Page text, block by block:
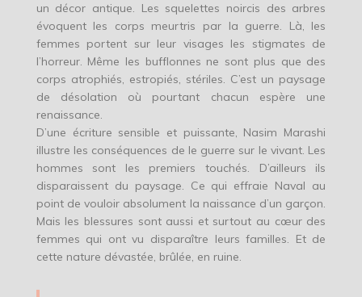
un décor antique. Les squelettes noircis des arbres
évoquent les corps meurtris par la guerre. Là, les
femmes portent sur leur visages les stigmates de
l’horreur. Même les bufflonnes ne sont plus que des
corps atrophiés, estropiés, stériles. C’est un paysage
de désolation où pourtant chacun espère une
renaissance.
D’une écriture sensible et puissante, Nasim Marashi
illustre les conséquences de le guerre sur le vivant. Les
hommes sont les premiers touchés. D’ailleurs ils
disparaissent du paysage. Ce qui effraie Naval au
point de vouloir absolument la naissance d’un garçon.
Mais les blessures sont aussi et surtout au cœur des
femmes qui ont vu disparaître leurs familles. Et de
cette nature dévastée, brûlée, en ruine.